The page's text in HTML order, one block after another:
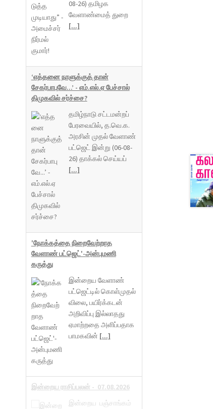
08-26) தமிழக
வேளாண்மைத் துறை
[...]
‘எத்தனை நாளுக்குத் தான்
சேகர்பாபுவே...’ - எம்.எல்.ஏ பேச்சால்
திமுகவில் சர்ச்சை?
தமிழ்நாடு சட்டமன்றப்
பேரவையில், த.வெ.க.
அரசின் முதல் வேளாண்
பட்ஜெட் இன்று (06-08-
26) தாக்கல் செய்யப்
[...]
'நோக்கத்தை நிறைவேற்றாத
வேளாண் பட்ஜெட்'-அன்புமணி
கருத்து
இன்றைய வேளாண்
பட்ஜெட்டில் கொள்முதல்
விலை, பயிர்க்கடன்
அறிவிப்பு இல்லாதது
ஏமாற்றதை அளிப்பதாக
பாமகவின் [...]
இன்றைய ராசிப்பலன் - 07.08.2026
இன்றைய பஞ்சாங்கம்